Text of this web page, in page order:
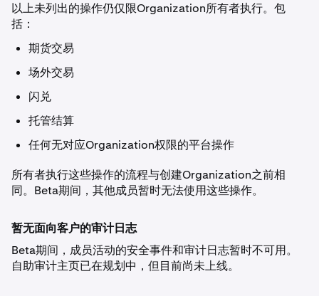
以上未列出的操作仍仅限Organization所有者执行。包
括：
期货交易
场外交易
闪兑
托管结算
任何无对应Organization权限的平台操作
所有者执行这些操作的流程与创建Organization之前相
同。Beta期间，其他成员暂时无法使用这些操作。
暂无面向客户的审计日志
Beta期间，成员活动的安全事件和审计日志暂时不可用。
自助审计主页已在规划中，但目前尚未上线。